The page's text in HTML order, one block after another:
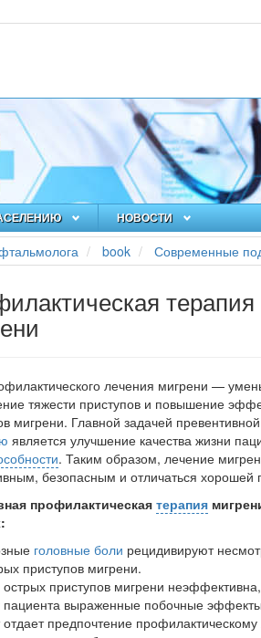
НОВОСТИ
book Современные
терапия
лечения мигре­ни —
тяжести приступов и повышение
мигрени. Главной задачей
является улучшение качества жизни
. Таким образом, лечение
безопасным и от­личаться хорошей
профилактическая терапия
головные боли рецидиви­руют
приступов мигрени.
приступов мигрени
пациента выраженные побоч­ные
предпочтение